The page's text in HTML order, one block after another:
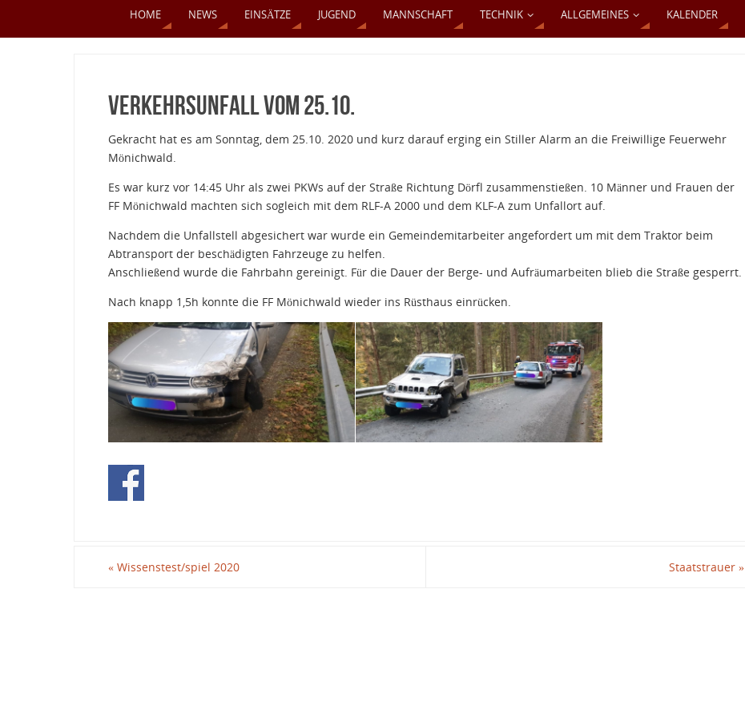
HOME NEWS EINSÄTZE JUGEND MANNSCHAFT TECHNIK ALLGEMEINES KALENDER
Verkehrsunfall vom 25.10.
Gekracht hat es am Sonntag, dem 25.10. 2020 und kurz darauf erging ein Stiller Alarm an die Freiwillige Feuerwehr
Mönichwald.
Es war kurz vor 14:45 Uhr als zwei PKWs auf der Straße Richtung Dörfl zusammenstießen. 10 Männer und Frauen der
FF Mönichwald machten sich sogleich mit dem RLF-A 2000 und dem KLF-A zum Unfallort auf.
Nachdem die Unfallstell abgesichert war wurde ein Gemeindemitarbeiter angefordert um mit dem Traktor beim
Abtransport der beschädigten Fahrzeuge zu helfen.
Anschließend wurde die Fahrbahn gereinigt. Für die Dauer der Berge- und Aufräumarbeiten blieb die Straße gesperrt.
Nach knapp 1,5h konnte die FF Mönichwald wieder ins Rüsthaus einrücken.
« Wissenstest/spiel 2020 Staatstrauer »